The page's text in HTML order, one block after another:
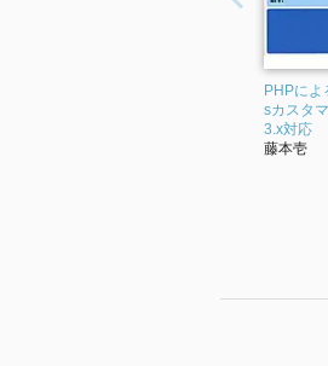
PHPに
sカスタ
3.x対応
藤本壱